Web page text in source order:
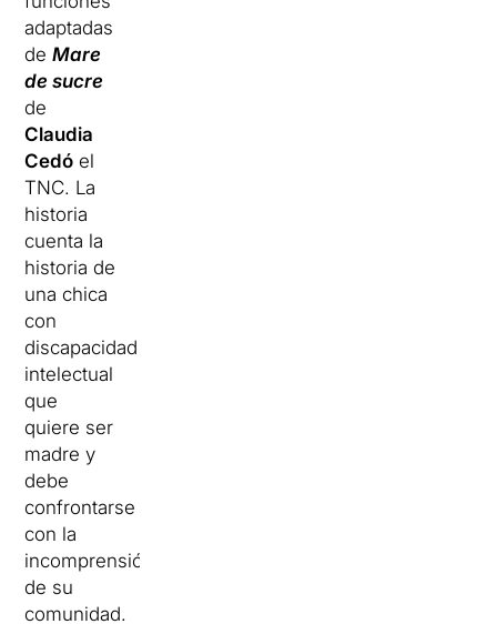
adaptadas
deMare
de sucre
de
Claudia
Cedó el
TNC. La
historia
cuenta la
historia de
una chica
con
discapacidad
intelectual
que
quiere ser
madre y
debe
confrontarse
con la
incomprensión
de su
comunidad.